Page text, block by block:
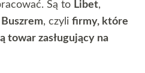
Są to Libet,
Buszrem, czylifirmy, które
towar zasługujący na